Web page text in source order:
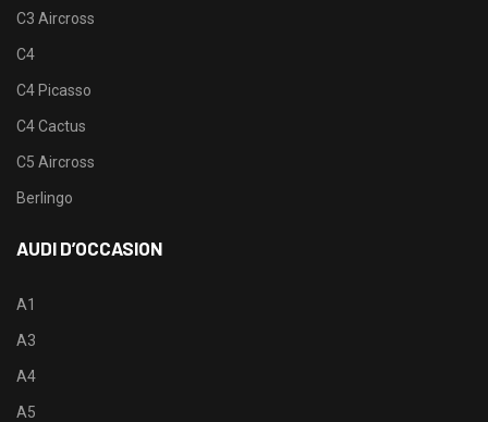
C3 Aircross
C4
C4 Picasso
C4 Cactus
C5 Aircross
Berlingo
AUDI D’OCCASION
A1
A3
A4
A5